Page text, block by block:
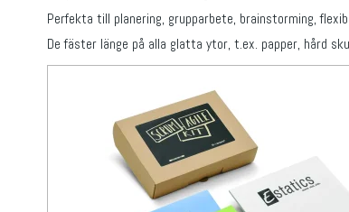
Perfekta till planering, grupparbete, brainstorming,
De fäster länge på alla glatta ytor, t.ex. papper, hård